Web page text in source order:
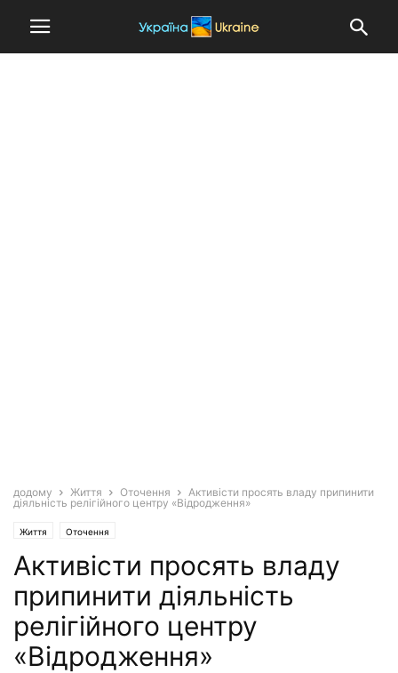
додому Життя Оточення
Активісти просять владу припинити
діяльність релігійного центру «Відродження»
Життя Оточення
Активісти просять владу
припинити діяльність
релігійного центру
«Відродження»